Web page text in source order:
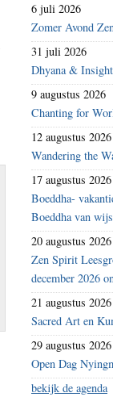
6 juli 2026
Zomer Avond
31 juli 2026
Dhyana &
9 augustus 2026
Chanting for
12 augustus 2026
Wandering the
17 augustus 2026
Boeddha-
Boeddha van
20 augustus 2026
Zen Spirit
december 2026
21 augustus 2026
Sacred Art en
29 augustus 2026
Open Dag
bekijk de agenda